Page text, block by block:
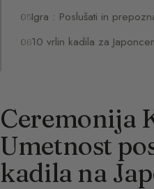
Igra : Poslušati in
10 vrlin kadila za
Ceremonija
Umetnost
kadila na